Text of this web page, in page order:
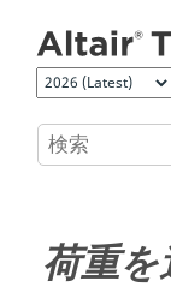
荷重を